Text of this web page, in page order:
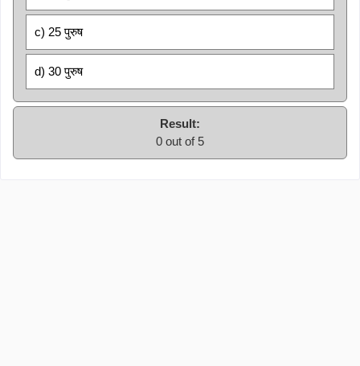
c) 25 पुरुष
d) 30 पुरुष
Result:
0 out of 5